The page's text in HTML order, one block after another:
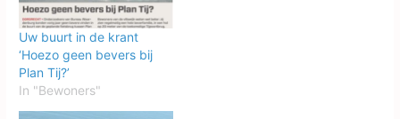
Uw buurt in de krant
‘Hoezo geen bevers bij
Plan Tij?’
In "Bewoners"